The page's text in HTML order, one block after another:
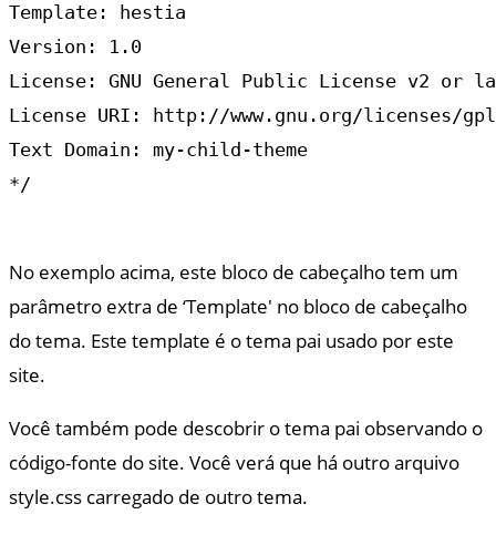
Template: hestia
Version: 1.0
License: GNU General Public License v2 or
License URI: http://www.gnu.org/licenses/
Text Domain: my-child-theme
*/
No exemplo acima, este bloco de cabeçalho tem um
parâmetro extra de ‘Template' no bloco de cabeçalho
do tema. Este template é o tema pai usado por este
site.
Você também pode descobrir o tema pai observando o
código-fonte do site. Você verá que há outro arquivo
style.css carregado de outro tema.